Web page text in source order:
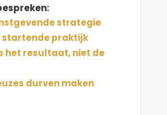
strategie
startende praktijk
het resultaat, niet de
durven maken